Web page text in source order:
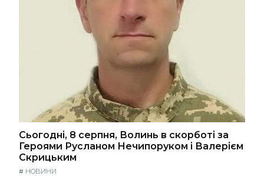
Сьогодні, 8 серпня, Волинь в скорботі за
Героями Русланом Нечипоруком і Валерієм
Скрицьким
# НОВИНИ